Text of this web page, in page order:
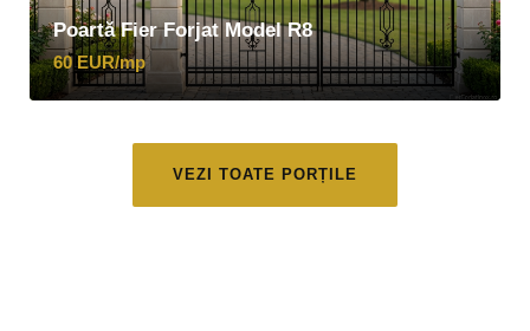
Poartă Fier Forjat Model R8
60 EUR/mp
VEZI TOATE PORȚILE